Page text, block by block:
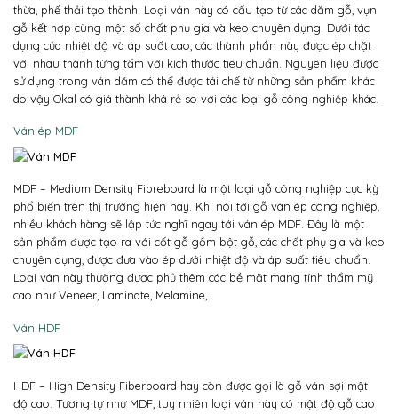
thừa, phế thải tạo thành. Loại ván này có cấu tạo từ các dăm gỗ, vụn
gỗ kết hợp cùng một số chất phụ gia và keo chuyên dụng. Dưới tác
dụng của nhiệt độ và áp suất cao, các thành phần này được ép chặt
với nhau thành từng tấm với kích thước tiêu chuẩn. Nguyên liệu được
sử dụng trong ván dăm có thể được tái chế từ những sản phẩm khác
do vậy Okal có giá thành khá rẻ so với các loại gỗ công nghiệp khác.
Ván ép MDF
MDF – Medium Density Fibreboard là một loại gỗ công nghiệp cực kỳ
phổ biến trên thị trường hiện nay. Khi nói tới gỗ ván ép công nghiệp,
nhiều khách hàng sẽ lập tức nghĩ ngay tới ván ép MDF. Đây là một
sản phẩm được tạo ra với cốt gỗ gồm bột gỗ, các chất phụ gia và keo
chuyên dụng, được đưa vào ép dưới nhiệt độ và áp suất tiêu chuẩn.
Loại ván này thường được phủ thêm các bề mặt mang tính thẩm mỹ
cao như Veneer, Laminate, Melamine,…
Ván HDF
HDF – High Density Fiberboard hay còn được gọi là gỗ ván sợi mật
độ cao. Tương tự như MDF, tuy nhiên loại ván này có mật độ gỗ cao